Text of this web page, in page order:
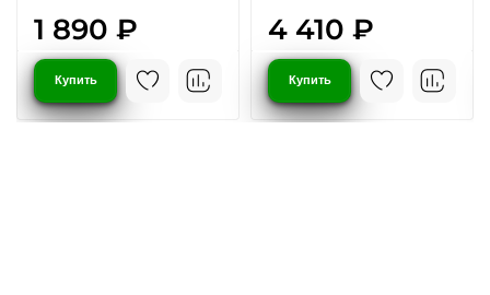
1 890 ₽
Купить
4 410 ₽
Купить